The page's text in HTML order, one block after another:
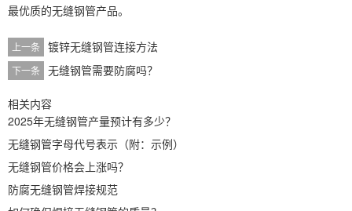
最优质的无缝钢管产品。
上一条 镀锌无缝钢管连接方法
下一条 无缝钢管需要防腐吗？
相关内容
2025年无缝钢管产量预计有多少？
无缝钢管字母代号表示（附：示例）
无缝钢管价格会上涨吗？
防腐无缝钢管焊接规范